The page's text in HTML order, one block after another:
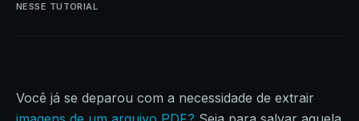
Você já se deparou com a necessidade de extrair
NESSE TUTORIAL